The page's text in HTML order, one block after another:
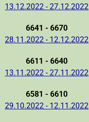
13.12.2022 - 27.12.2022
6641 - 6670
28.11.2022 - 12.12.2022
6611 - 6640
13.11.2022 - 27.11.2022
6581 - 6610
29.10.2022 - 12.11.2022